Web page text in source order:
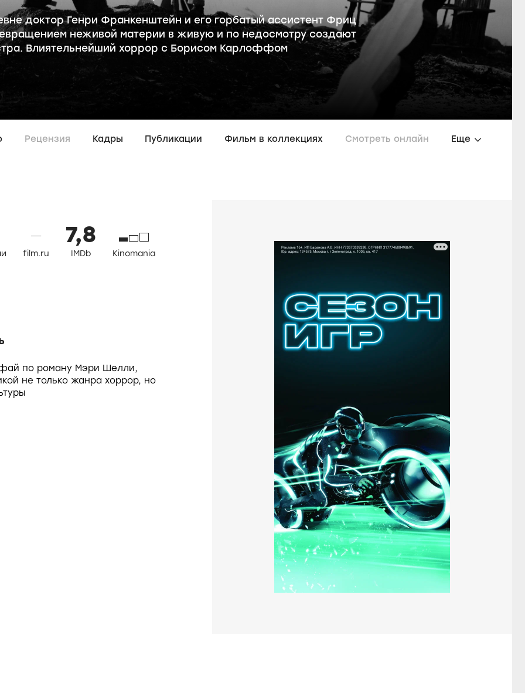
доктор Генри Франкенштейн и его горбатый ассистент Фриц
неживой материи в живую и по недосмотру создают
Влиятельнейший хоррор с Борисом Карлоффом
Рецензия Кадры Публикации Фильм в коллекциях Смотреть онлайн Еще
—
film.ru
7,8
IMDb Kinomania
по роману Мэри Шелли,
не только жанра хоррор, но